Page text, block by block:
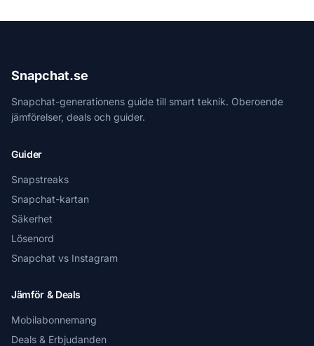
Snapchat.se
Snapchat-generationens guide till smart teknik. Oberoende
jämförelser, deals och guider.
Guider
Snapstreaks
Snapchat-kartan
Säkerhet
Lösenord
Snapchat vs Instagram
Jämför & Deals
Mobilabonnemang
Deals & Erbjudanden